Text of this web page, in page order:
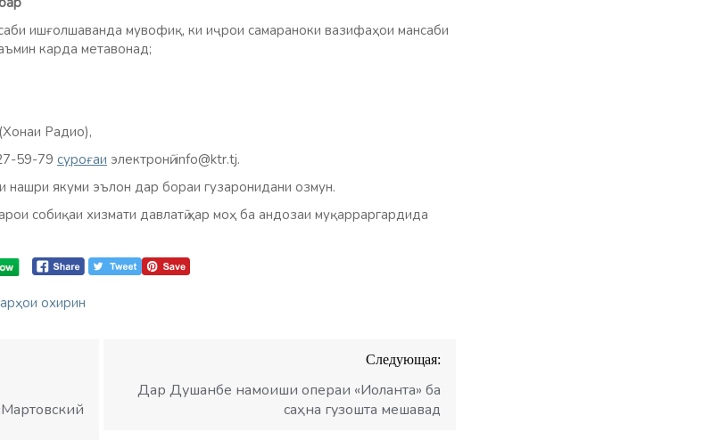
ишғолшаванда мувофиқ, ки иҷрои самараноки вазифаҳои мансаби
карда метавонад;
Радио),
59-79 суроғаи электронӣ: info@ktr.tj.
нашри якуми эълон дар бораи гузаронидани озмун.
собиқаи хизмати давлатӣ ҳар моҳ ба андозаи муқарраргардида
охирин
Следующая:
Дар Душанбе намоиши операи «Иоланта» ба
саҳна гузошта мешавад